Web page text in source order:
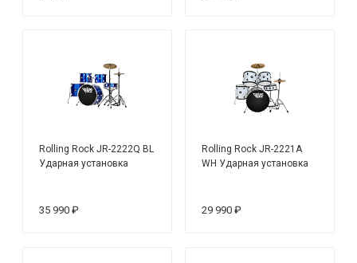
Rolling Rock JR-2222Q BL
Ударная установка
35 990 ₽
Rolling Rock JR-2221A
WH Ударная установка
29 990 ₽